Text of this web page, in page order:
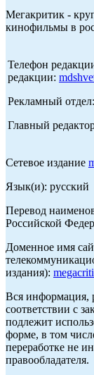
Мегакритик -
кинофильмы в
Телефон
редакции:
Рекламный отдел:
Главный
Сетевое издание
Язык(и): русский
Перевод
Российской
Доменное имя
издания):
Вся информация,
соответствии с
подлежит
форме, в том
переработке не
правообладателя.